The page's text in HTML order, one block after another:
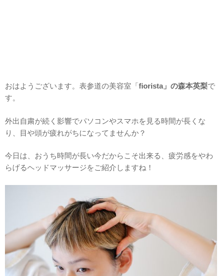
おはようございます。表参道の美容室「fiorista」の森本英梨で
す。
外出自粛が続く影響でパソコンやスマホを見る時間が長くな
り、目や頭が疲れがちになってませんか？
今日は、おうち時間が長い今だからこそ出来る、疲労感をやわ
らげるヘッドマッサージをご紹介しますね！